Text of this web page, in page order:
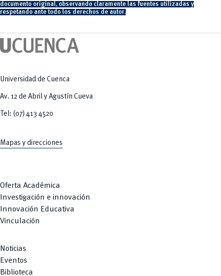
documento original, observando claramente las fuentes utilizadas y
respetando ante todo los derechos de autor.
Universidad de Cuenca
Av. 12 de Abril y Agustín Cueva
Tel: (07) 413 4520
Mapas y direcciones
Oferta Académica
Investigación e innovación
Innovación Educativa
Vinculación
Noticias
Eventos
Biblioteca